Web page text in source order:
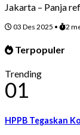
Jakarta – Panja
03 Des 2025 • 2
Terpopuler
Trending
01
HPPB Tegaskan